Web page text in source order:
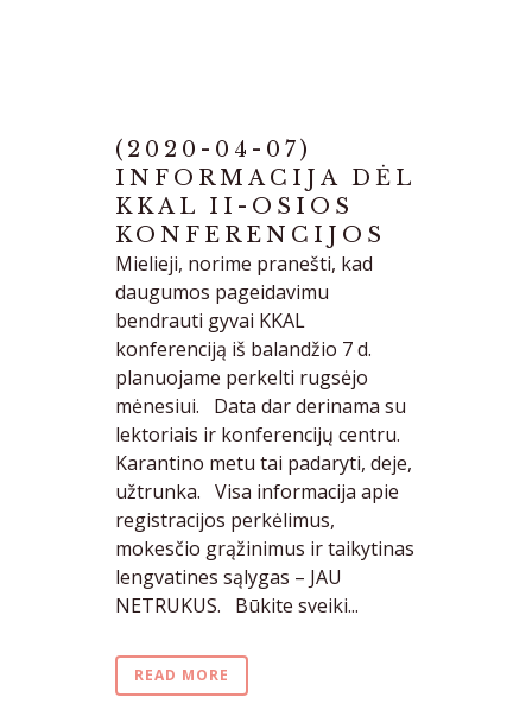
(2020-04-07)
INFORMACIJA DĖL
KKAL II-OSIOS
KONFERENCIJOS
Mielieji, norime pranešti, kad
daugumos pageidavimu
bendrauti gyvai KKAL
konferenciją iš balandžio 7 d.
planuojame perkelti rugsėjo
mėnesiui. Data dar derinama su
lektoriais ir konferencijų centru.
Karantino metu tai padaryti, deje,
užtrunka. Visa informacija apie
registracijos perkėlimus,
mokesčio grąžinimus ir taikytinas
lengvatines sąlygas – JAU
NETRUKUS. Būkite sveiki...
READ MORE